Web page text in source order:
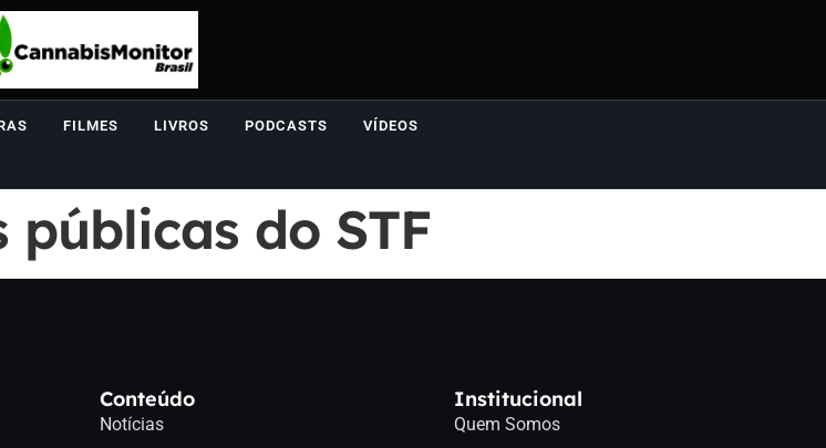
FILMES LIVROS PODCASTS VÍDEOS
do STF
Conteúdo
Notícias
Institucional
Quem Somos